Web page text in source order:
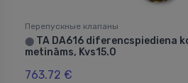
Перепускные клапаны
⬤ TA DA616 diferencspiediena
metināms, Kvs15.0
763.72 €